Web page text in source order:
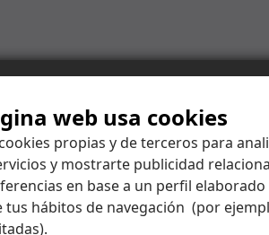
web usa cookies
propias y de terceros para
y mostrarte publicidad
en base a un perfil elaborado
tus hábitos de navegación (por
de ayuda
dudas y amplía tus